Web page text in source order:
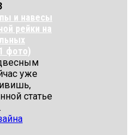
и навесы
рейки на
фото)
уже
статье